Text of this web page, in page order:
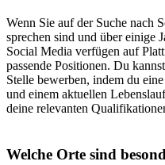
Wenn Sie auf der Suche nach
sprechen sind und über einige
Social Media verfügen auf
passende Positionen. Du
Stelle bewerben, indem du
und einem aktuellen
deine relevanten
Welche Orte sind